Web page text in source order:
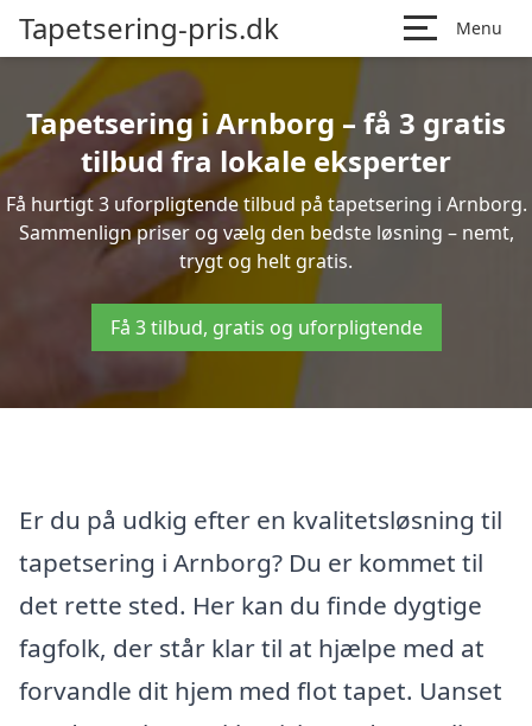
Tapetsering-pris.dk Menu
Tapetsering i Arnborg – få 3 gratis
tilbud fra lokale eksperter
Få hurtigt 3 uforpligtende tilbud på tapetsering i Arnborg.
Sammenlign priser og vælg den bedste løsning – nemt,
trygt og helt gratis.
Få 3 tilbud, gratis og uforpligtende
Er du på udkig efter en kvalitetsløsning til
tapetsering i Arnborg? Du er kommet til
det rette sted. Her kan du finde dygtige
fagfolk, der står klar til at hjælpe med at
forvandle dit hjem med flot tapet. Uanset